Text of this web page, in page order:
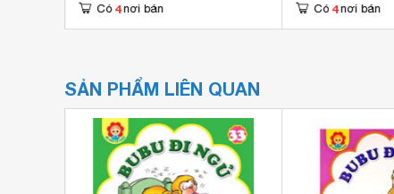
Có 4 nơi bán Có 4 nơi bán
SẢN PHẨM LIÊN QUAN